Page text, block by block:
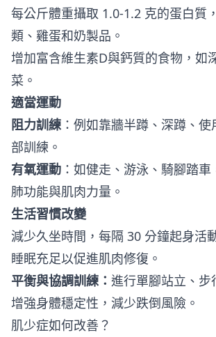
每公斤體重攝取 1.0-1.2 克的蛋白質
類、雞蛋和奶製品。
增加富含維生素D與鈣質的食物，如
菜。
適當運動
阻力訓練 ：例如靠牆半蹲、深蹲、
部訓練。
有氧運動 ：如健走、游泳、騎腳踏
肺功能與肌肉力量。
生活習慣改變
減少久坐時間，每隔 30 分鐘起身活
睡眠充足以促進肌肉修復。
平衡與協調訓練： 進行單腳站立、步
增強身體穩定性，減少跌倒風險。
肌少症如何改善？